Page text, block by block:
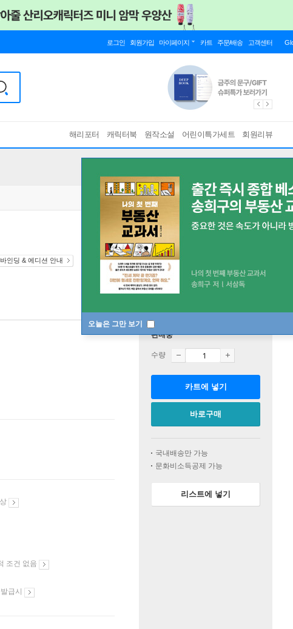
로그인 회원가입 마이페이지 카트 주문/배송 고객센터
해리포터 캐릭터북 원작소설 어린이특가세트 회원리뷰
오늘은 그만 보기
바인딩 & 에디션 안내
조건 없음
급시
판매중
수량
카트에 넣기
바로구매
국내배송만 가능
문화비소득공제 가능
리스트에 넣기